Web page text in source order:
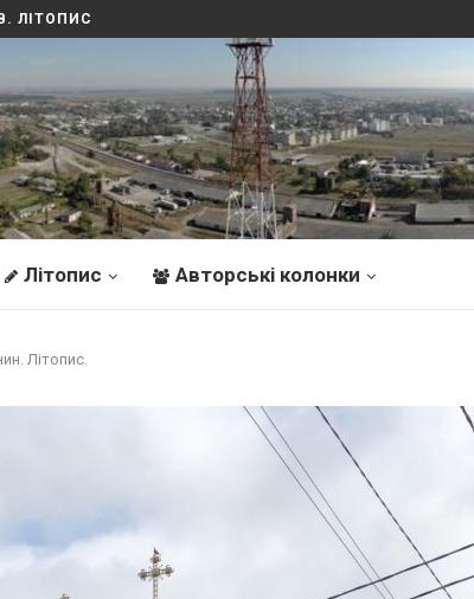
Літопис Авторські колонки
Літопис.